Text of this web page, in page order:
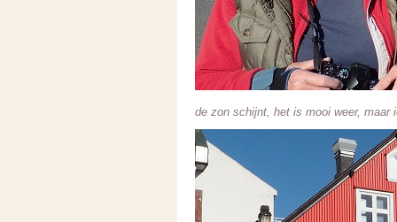
de zon schijnt, het is mooi weer, maar